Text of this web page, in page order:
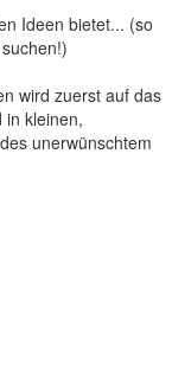
Ideen bietet... (so
wird zuerst auf das
in kleinen,
unerwünschtem